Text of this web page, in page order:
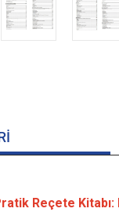
Reçete